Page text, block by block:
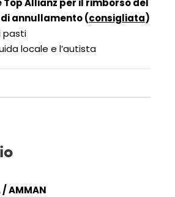
Top Allianz per il rimborso del
annullamento (consigliata)
pasti
locale e l’autista
/ AMMAN